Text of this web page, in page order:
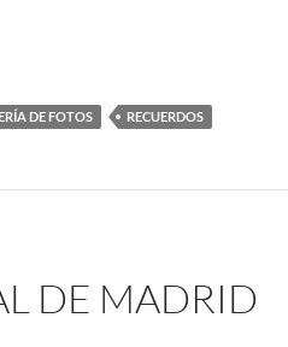
DE FOTOS RECUERDOS
DE MADRID